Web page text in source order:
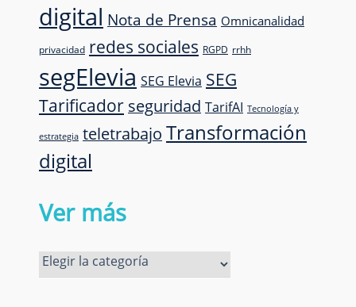
digital Nota de Prensa Omnicanalidad
privacidad redes sociales RGPD rrhh
segElevia SEG Elevia SEG
Tarificador seguridad TarifAI Tecnología y
estrategia teletrabajo Transformación
digital
Ver más
Ver
más